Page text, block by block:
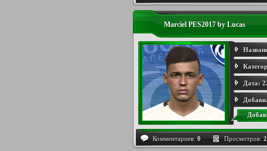
Marciel PES2017 by Lucas
Дата:
Комментариев: 0 Просмотров: